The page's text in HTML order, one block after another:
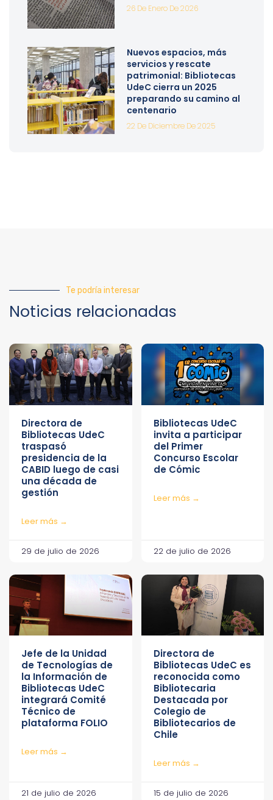
26 De Enero De 2026
Nuevos espacios, más
servicios y rescate
patrimonial: Bibliotecas
UdeC cierra un 2025
preparando su camino al
centenario
22 De Diciembre De 2025
Te podría interesar
Noticias relacionadas
Directora de
Bibliotecas UdeC
traspasó
presidencia de la
CABID luego de casi
una década de
gestión
Leer más →
29 de julio de 2026
Bibliotecas UdeC
invita a participar
del Primer
Concurso Escolar
de Cómic
Leer más →
22 de julio de 2026
Jefe de la Unidad
de Tecnologías de
la Información de
Bibliotecas UdeC
integrará Comité
Técnico de
plataforma FOLIO
Leer más →
21 de julio de 2026
Directora de
Bibliotecas UdeC es
reconocida como
Bibliotecaria
Destacada por
Colegio de
Bibliotecarios de
Chile
Leer más →
15 de julio de 2026